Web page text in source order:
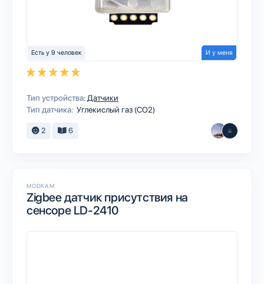
Есть у 9 человек И у меня
Тип устройства: Датчики
Тип датчика: Углекислый газ (CO2)
2 6
MODKAM
Zigbee датчик присутствия на
сенсоре LD-2410